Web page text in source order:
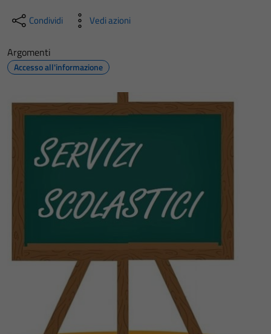
Condividi Vedi azioni
Argomenti
Accesso all'informazione